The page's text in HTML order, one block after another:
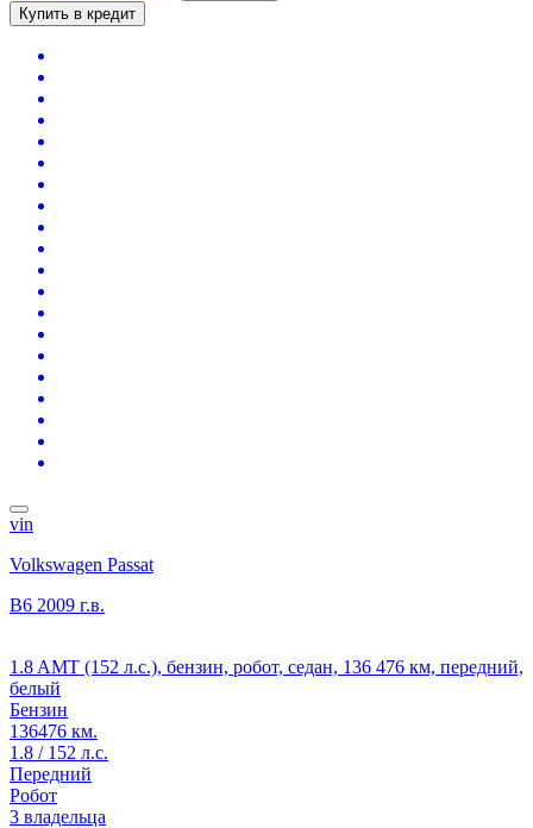
Купить в кредит
vin
Volkswagen Passat
B6 2009 г.в.
1.8 AMT (152 л.с.), бензин, робот, седан, 136 476 км, передний,
белый
Бензин
136476 км.
1.8 / 152 л.с.
Передний
Робот
3 владельца